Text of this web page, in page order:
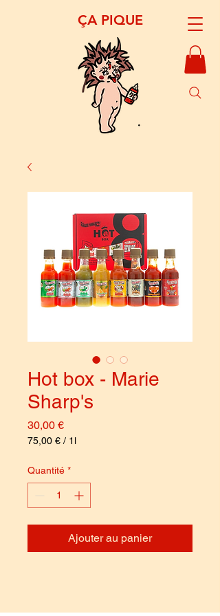
​ÇA PIQUE​
Hot box - Marie
Sharp's
30,00 €Prix
75,00 € / 1l
pour
Quantité *
Ajouter au panier